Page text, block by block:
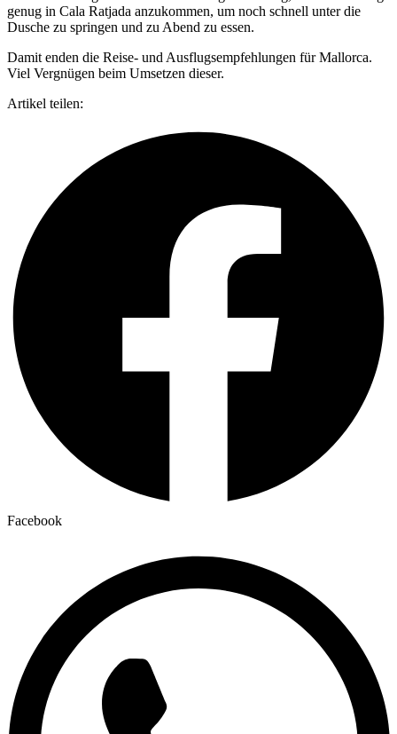
genug in Cala Ratjada anzukommen, um noch schnell unter die
Dusche zu springen und zu Abend zu essen.
Damit enden die Reise- und Ausflugsempfehlungen für Mallorca.
Viel Vergnügen beim Umsetzen dieser.
Artikel teilen:
Facebook